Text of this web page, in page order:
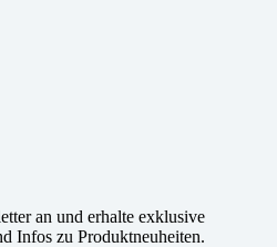
an und erhalte exklusive
Infos zu Produktneuheiten.